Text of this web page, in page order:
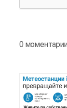
0 моментарии